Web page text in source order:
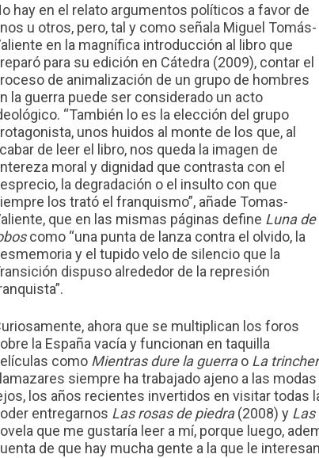
hay en el relato argumentos políticos a favor de
u otros, pero, tal y como señala Miguel Tomás-
en la magnífica introducción al libro que
para su edición en Cátedra (2009), contar el
de animalización de un grupo de hombres
la guerra puede ser considerado un acto
“También lo es la elección del grupo
unos huidos al monte de los que, al
de leer el libro, nos queda la imagen de
moral y dignidad que contrasta con el
la degradación o el insulto con que
los trató el franquismo”, añade Tomas-
que en las mismas páginas define Luna de
como “una punta de lanza contra el olvido, la
y el tupido velo de silencio que la
dispuso alrededor de la represión
ahora que se multiplican los foros
la España vacía y funcionan en taquilla
como Mientras dure la guerrao La
siempre ha trabajado ajeno a las
los años recientes invertidos en visitar todas
entregarnos Las rosas de piedra(2008) y Las
que me gustaría leer a mí, porque luego,
de que hay mucha gente a la que le